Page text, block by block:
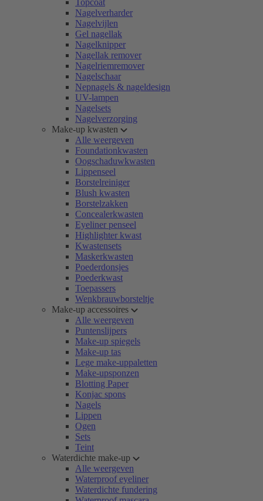
Topcoat
Nagelverharder
Nagelvijlen
Gel nagellak
Nagelknipper
Nagellak remover
Nagelriemremover
Nagelschaar
Nepnagels & nageldesign
UV-lampen
Nagelsets
Nagelverzorging
Make-up kwasten
Alle weergeven
Foundationkwasten
Oogschaduwkwasten
Lippenseel
Borstelreiniger
Blush kwasten
Borstelzakken
Concealerkwasten
Eyeliner penseel
Highlighter kwast
Kwastensets
Maskerkwasten
Poederdonsjes
Poederkwast
Toepassers
Wenkbrauwborsteltje
Make-up accessoires
Alle weergeven
Puntenslijpers
Make-up spiegels
Make-up tas
Lege make-uppaletten
Make-upsponzen
Blotting Paper
Konjac spons
Nagels
Lippen
Ogen
Sets
Teint
Waterdichte make-up
Alle weergeven
Waterproof eyeliner
Waterdichte fundering